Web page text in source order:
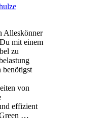
Alleskönner
mit einem
zu
benötigst
von
effizient
Green …